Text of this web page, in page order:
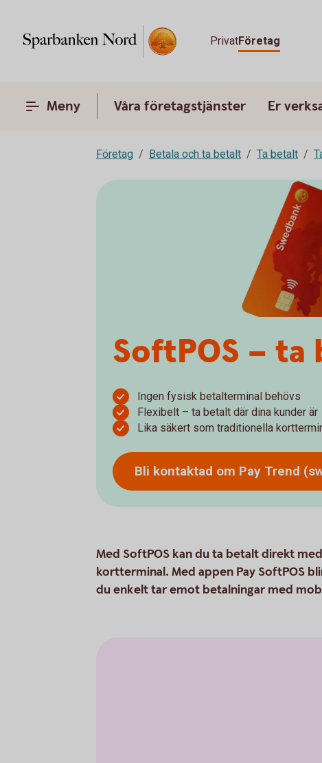
PrivatFöretag
Meny Våra företagstjänster Er
Företag Betala och ta betalt Ta betalt
SoftPOS –
Ingen fysisk betalterminal behövs
Flexibelt – ta betalt där dina kunder är
Lika säkert som traditionella
Bli kontaktad om Pay Trend
Med SoftPOS kan du ta betalt direkt
kortterminal. Med appen Pay SoftPOS
du enkelt tar emot betalningar med